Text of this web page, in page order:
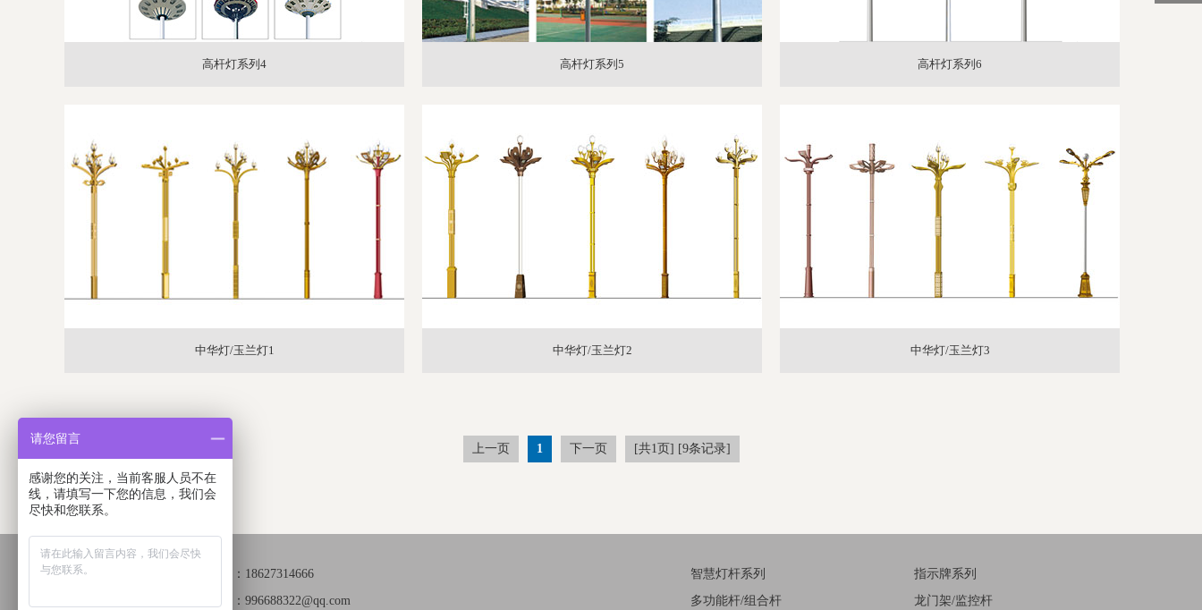
高杆灯系列4 高杆灯系列5 高杆灯系列6
中华灯/玉兰灯1 中华灯/玉兰灯2 中华灯/玉兰灯3
上一页 1 下一页 [共1页] [9条记录]
手机：18627314666
邮箱：996688322@qq.com
智慧灯杆系列
多功能杆/组合杆
指示牌系列
龙门架/监控杆
请您留言
感谢您的关注，当前客服人员不在
线，请填写一下您的信息，我们会
尽快和您联系。